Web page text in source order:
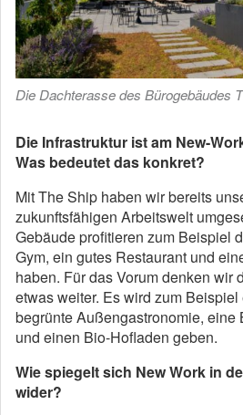
Die Dachterasse des Bürogebäudes
Die Infrastruktur ist am New-
Was bedeutet das konkret?
Mit The Ship haben wir bereits
zukunftsfähigen Arbeitswelt
Gebäude profitieren zum Beispiel
Gym, ein gutes Restaurant und
haben. Für das Vorum denken wir
etwas weiter. Es wird zum
begrünte Außengastronomie, eine
und einen Bio-Hofladen geben.
Wie spiegelt sich New Work in
wider?